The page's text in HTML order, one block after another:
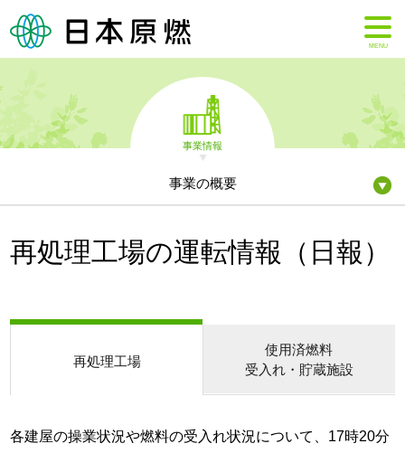
MENU
事業情報
事業の概要
再処理工場の運転情報（日報）
再処理工場
使用済燃料
受入れ・貯蔵施設
各建屋の操業状況や燃料の受入れ状況について、17時20分